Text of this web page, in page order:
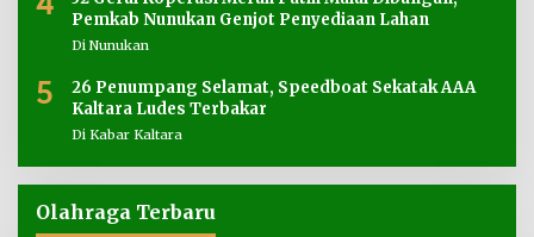
Pemkab Nunukan Genjot Penyediaan Lahan
Di Nunukan
5
26 Penumpang Selamat, Speedboat Sekatak AAA
Kaltara Ludes Terbakar
Di Kabar Kaltara
Olahraga Terbaru